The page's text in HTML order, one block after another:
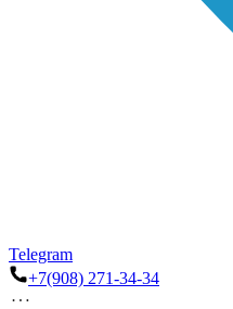
Telegram
+7(908) 271-34-34